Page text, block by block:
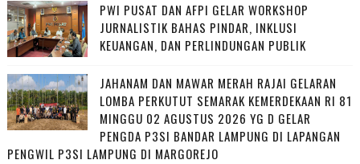
PWI PUSAT DAN AFPI GELAR WORKSHOP
JURNALISTIK BAHAS PINDAR, INKLUSI
KEUANGAN, DAN PERLINDUNGAN PUBLIK
JAHANAM DAN MAWAR MERAH RAJAI GELARAN
LOMBA PERKUTUT SEMARAK KEMERDEKAAN RI 81
MINGGU 02 AGUSTUS 2026 YG D GELAR
PENGDA P3SI BANDAR LAMPUNG DI LAPANGAN
PENGWIL P3SI LAMPUNG DI MARGOREJO